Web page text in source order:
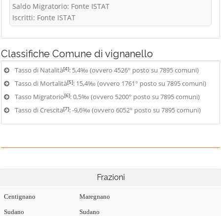
Saldo Migratorio: Fonte ISTAT
Iscritti: Fonte ISTAT
Classifiche Comune di vignanello
Tasso di Natalità[4]: 5,4‰ (ovvero 4526° posto su 7895 comuni)
Tasso di Mortalità[5]: 15,4‰ (ovvero 1761° posto su 7895 comuni)
Tasso Migratorio[6]: 0,5‰ (ovvero 5200° posto su 7895 comuni)
Tasso di Crescita[7]: -9,6‰ (ovvero 6052° posto su 7895 comuni)
Frazioni
Centignano Maregnano
Sudano Sudano